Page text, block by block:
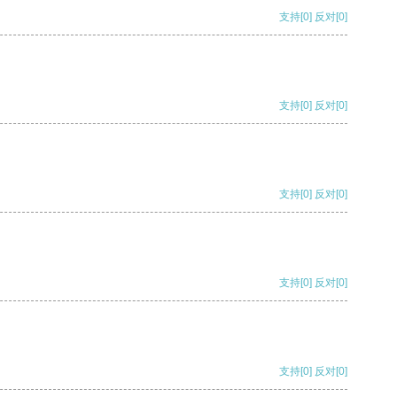
支持[0] 反对[0]
支持[0] 反对[0]
支持[0] 反对[0]
支持[0] 反对[0]
支持[0] 反对[0]